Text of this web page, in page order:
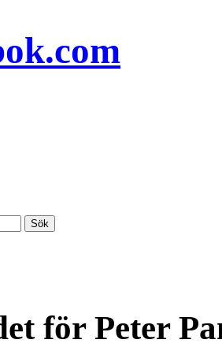
för Peter